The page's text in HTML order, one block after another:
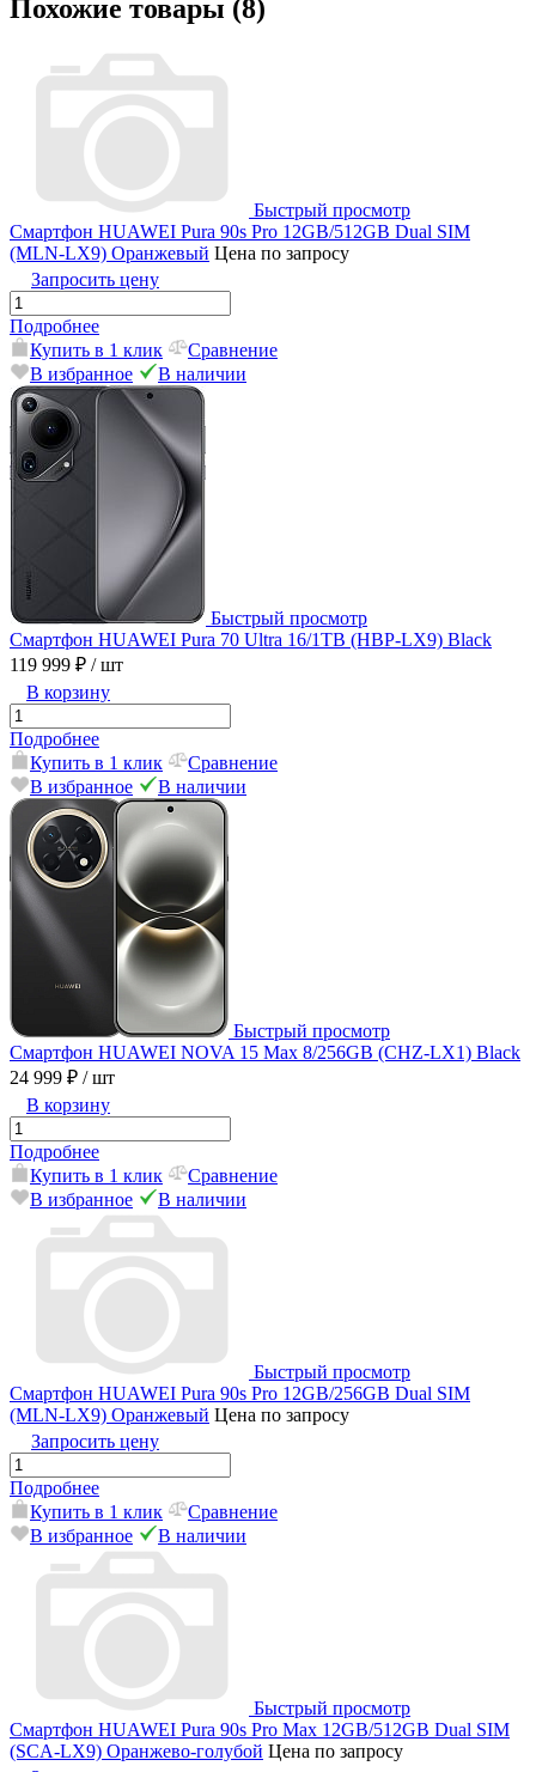
Похожие товары (8)
Быстрый просмотр
Смартфон HUAWEI Pura 90s Pro 12GB/512GB Dual SIM
(MLN-LX9) Оранжевый Цена по запросу
Запросить цену
Подробнее
Купить в 1 клик
Сравнение
В избранное
В наличии
Быстрый просмотр
Смартфон HUAWEI Pura 70 Ultra 16/1TB (HBP-LX9) Black
119 999 ₽ / шт
В корзину
Подробнее
Купить в 1 клик
Сравнение
В избранное
В наличии
Быстрый просмотр
Смартфон HUAWEI NOVA 15 Max 8/256GB (CHZ-LX1) Black
24 999 ₽ / шт
В корзину
Подробнее
Купить в 1 клик
Сравнение
В избранное
В наличии
Быстрый просмотр
Смартфон HUAWEI Pura 90s Pro 12GB/256GB Dual SIM
(MLN-LX9) Оранжевый Цена по запросу
Запросить цену
Подробнее
Купить в 1 клик
Сравнение
В избранное
В наличии
Быстрый просмотр
Смартфон HUAWEI Pura 90s Pro Max 12GB/512GB Dual SIM
(SCA-LX9) Оранжево-голубой Цена по запросу